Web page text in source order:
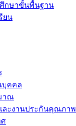
กษาขั้นพื้นฐาน
ยน
บุคคล
าณ
ละงานประกันคุณภาพ
ศ